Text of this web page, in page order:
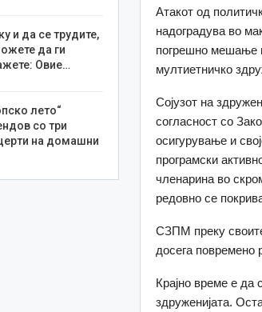
Атакот од
надоградува во
погрешно мешање
мултиетничко
Сојузот на
согласност со
осигурување и
програмски
членарина во
редовно се
СЗПМ преку
досега повремено
Крајно време е да
здруженијата.
и да се трудите,
да ги
Овие…
лето“
со три
на домашни